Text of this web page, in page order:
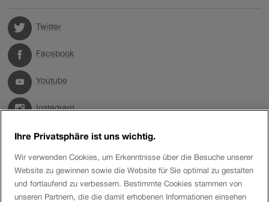
Twitter
Facebook
Youtube
Instagram
LinkedIn
Tags
Ihre Privatsphäre ist uns wichtig.
Wir verwenden Cookies, um Erkenntnisse über die Besuche unserer
Website zu gewinnen sowie die Website für Sie optimal zu gestalten
und fortlaufend zu verbessern. Bestimmte Cookies stammen von
unseren Partnern, die die damit erhobenen Informationen einsehen